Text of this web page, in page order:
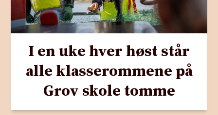
I en uke hver høst står
alle klasserommene på
Grov skole tomme